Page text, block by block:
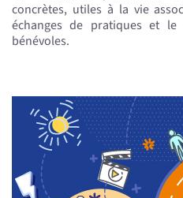
concrètes, utiles à la vie
échanges de pratiques et le
bénévoles.